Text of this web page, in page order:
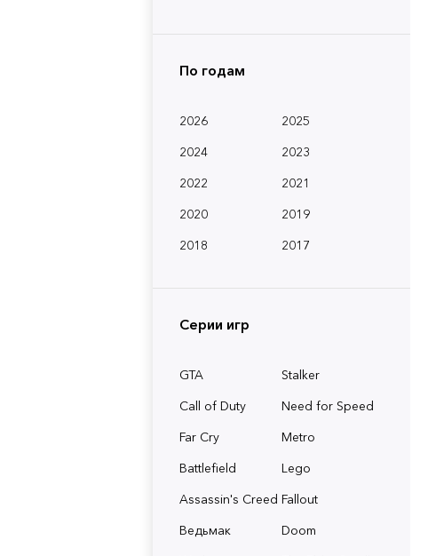
По годам
2026
2025
2024
2023
2022
2021
2020
2019
2018
2017
Серии игр
GTA
Stalker
Call of Duty
Need for Speed
Far Cry
Metro
Battlefield
Lego
Assassin's Creed Fallout
Ведьмак
Doom